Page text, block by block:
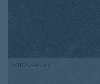
5102 zen zinc